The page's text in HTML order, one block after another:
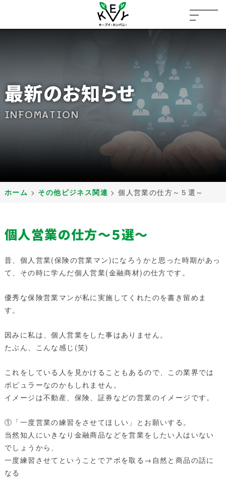
最新のお知らせ
INFOMATION
ホーム > その他ビジネス関連 >個人営業の仕方～５選～
個人営業の仕方～５選～
昔、個人営業(保険の営業マン)になろうかと思った時期があっ
て、その時に学んだ個人営業(金融商材)の仕方です。
優秀な保険営業マンが私に実施してくれたのを書き留めま
す。
因みに私は、個人営業をした事はありません。
たぶん、こんな感じ(笑)
これをしている人を見かけることもあるので、この業界では
ポピュラーなのかもしれません。
イメージは不動産、保険、証券などの営業のイメージです。
①「一度営業の練習をさせてほしい」とお願いする。
当然知人にいきなり金融商品などを営業をしたい人はいない
でしょうから、
一度練習させてということでアポを取る→自然と商品の話に
なる